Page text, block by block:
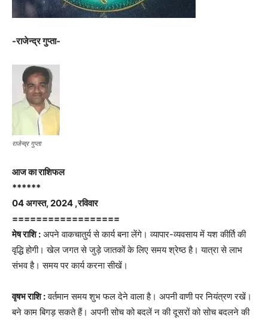
-राजेन्द्र गुप्ता-
राजेन्द्र गुप्ता
आज का राशिफल
******
04 अगस्त, 2024 ,रविवार
==================
मेष राशि : अपने वाकचातुर्य से कार्य बना लेंगे। व्यापार-व्यवसाय में यश कीर्ति की
वृद्धि होगी। खेल जगत से जुड़े जातकों के लिए समय श्रेष्ठ है। यात्रा से लाभ
संभव है। समय पर कार्य करना सीखें।
वृषभ राशि :वर्तमान समय शुभ फल देने वाला है। अपनी वाणी पर नियंत्रण रखें।
बने काम बिगड़ सकते हैं। अपनी सोच को बदलें न की दूसरों को सोच बदलने की